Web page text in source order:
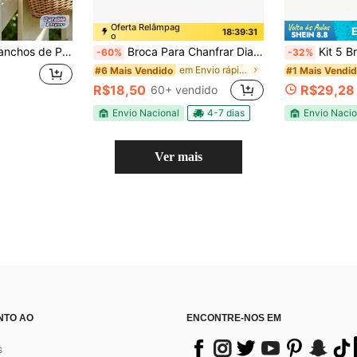
de Fazenda para Jardins, Quintais Externos e Cercas, Presente de Inauguração da Casa e Páscoa para Mãe e Pai, Ganchos Utilitários Multiuso
Oferta Relâmpag
o 18:39:30
-60% Broca Para Chanfrar Diamantada Porcelanato 50mm / M14 - 38mm / M10-50mm
#6 Mais Vendido em Envio rápido Chave de fenda
R$18,50 60+ vendido
Envio Nacional 4-7 dias
-32% Kit 5 Brocas
#1 Mais
R$29,28
Envio
Ver mais
AO ENCONTRE-NOS EM